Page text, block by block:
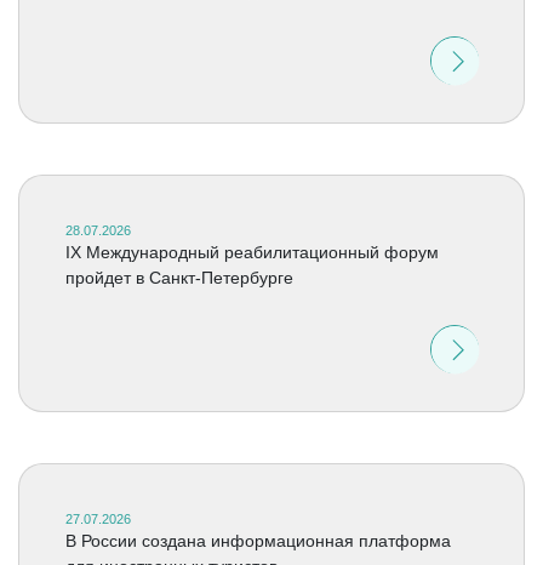
28.07.2026
IX Международный реабилитационный форум
пройдет в Санкт-Петербурге
27.07.2026
В России создана информационная платформа